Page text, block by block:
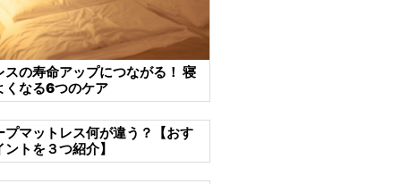
スの寿命アップにつながる！ 寝
くなる6つのケア
プマットレス何が違う？【おす
トを３つ紹介】